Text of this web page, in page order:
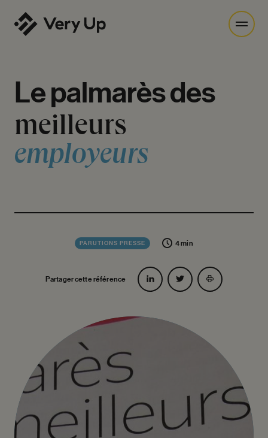
Lepalmarèsdes
meilleurs
employeurs
PARUTIONS PRESSE 4 min
Partager cette référence